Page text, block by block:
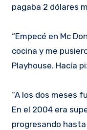
pagaba 2 dólares
“Empecé en Mc
cocina y me
Playhouse. Hacía
“A los dos meses
En el 2004 era
progresando